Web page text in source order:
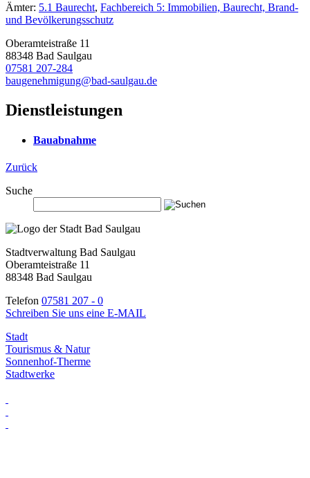
Ämter: 5.1 Baurecht, Fachbereich 5: Immobilien, Baurecht, Brand-
und Bevölkerungsschutz
Oberamteistraße 11
88348 Bad Saulgau
07581 207-284
baugenehmigung@bad-saulgau.de
Dienstleistungen
Bauabnahme
Zurück
Suche
Stadtverwaltung Bad Saulgau
Oberamteistraße 11
88348 Bad Saulgau
Telefon 07581 207 - 0
Schreiben Sie uns eine E-MAIL
Stadt
Tourismus & Natur
Sonnenhof-Therme
Stadtwerke